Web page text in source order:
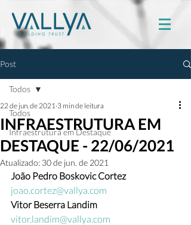
Post
Todos
Infraestrutura em Destaque
Todos
INFRAESTRUTURA EM
DESTAQUE - 22/06/2021
22 de jun. de 2021 3 min de leitura
Atualizado: 30 de jun. de 2021
João Pedro Boskovic Cortez
joao.cortez@vallya.com
Vitor Beserra Landim
vitor.landim@vallya.com